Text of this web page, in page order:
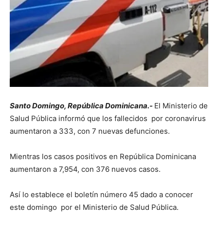
Santo Domingo, República Dominicana.- El Ministerio de
Salud Pública informó que los fallecidos por coronavirus
aumentaron a 333, con 7 nuevas defunciones.
Mientras los casos positivos en República Dominicana
aumentaron a 7,954, con 376 nuevos casos.
Así lo establece el boletín número 45 dado a conocer
este domingo por el Ministerio de Salud Pública.